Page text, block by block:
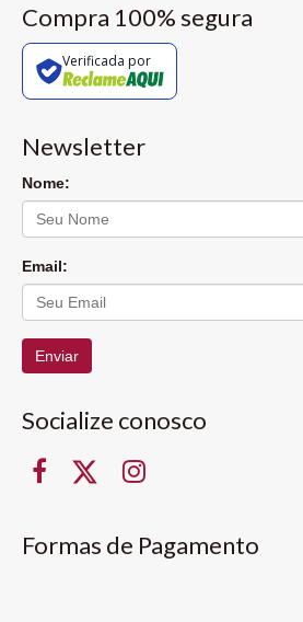
Compra 100% segura
Verificada por
Newsletter
Nome:
Email:
Enviar
Socialize conosco
Formas de Pagamento